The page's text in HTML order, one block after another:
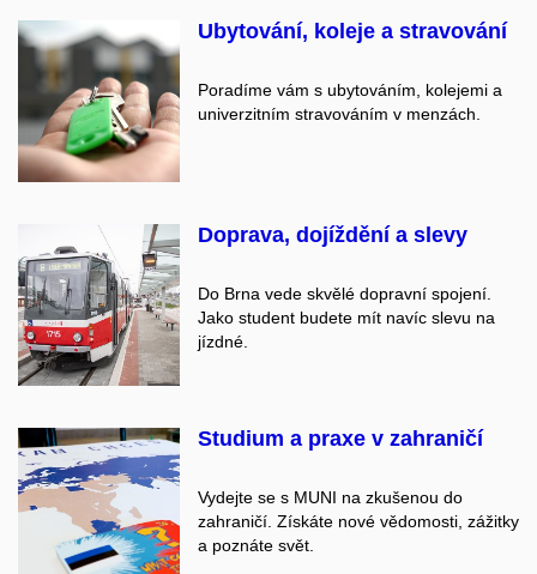
Ubytování, koleje a stravování
Poradíme vám s ubytováním, kolejemi a
univerzitním stravováním v menzách.
Doprava, dojíždění a slevy
Do Brna vede skvělé dopravní spojení.
Jako student budete mít navíc slevu na
jízdné.
Studium a praxe v zahraničí
Vydejte se s MUNI na zkušenou do
zahraničí. Získáte nové vědomosti, zážitky
a poznáte svět.